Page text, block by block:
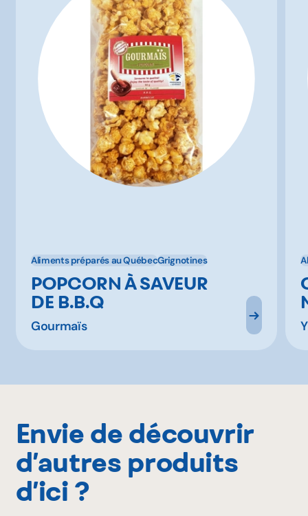
Aliments préparés au QuébecGrignotines
POPCORN À SAVEUR
DE B.B.Q
Gourmaïs
Envie de découvrir
d’autres produits
d’ici ?